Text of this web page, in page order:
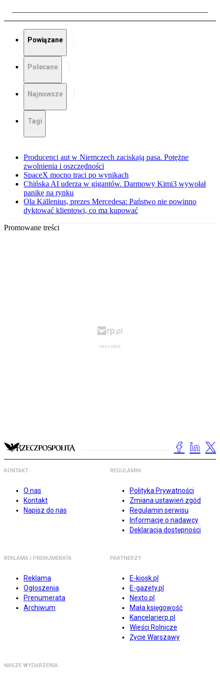
Powiązane
Polecane
Najnowsze
Tagi
Producenci aut w Niemczech zaciskają pasa. Potężne
zwolnienia i oszczędności
SpaceX mocno traci po wynikach
Chińska AI uderza w gigantów. Darmowy Kimi3 wywołał
panikę na rynku
Ola Källenius, prezes Mercedesa: Państwo nie powinno
dyktować klientowi, co ma kupować
Promowane treści
KONTAKT
O nas
Kontakt
Napisz do nas
REGULAMIN
Polityka Prywatności
Zmiana ustawień zgód
Regulamin serwisu
Informacje o nadawcy
Deklaracja dostępności
REKLAMA I PRENUMERATA
Reklama
Ogłoszenia
Prenumerata
Archiwum
PARTNERZY
E-kiosk.pl
E-gazety.pl
Nexto.pl
Mała księgowość
Kancelarierp.pl
Wieści Rolnicze
Życie Warszawy
NASZE WYDARZENIA